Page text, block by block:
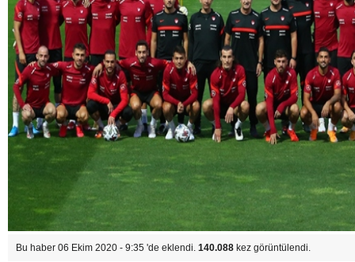
Bu haber 06 Ekim 2020 - 9:35 'de eklendi. 140.088 kez görüntülendi.